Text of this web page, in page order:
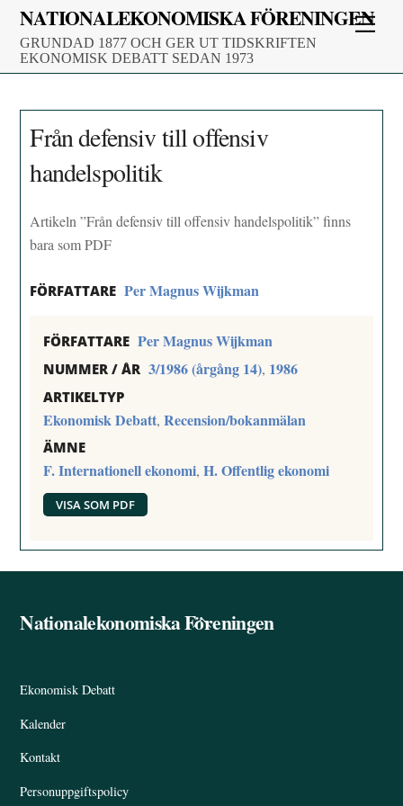
Skip
content
NATIONALEKONOMISKA FÖRENINGEN
GRUNDAD 1877 OCH GER UT TIDSKRIFTEN
EKONOMISK DEBATT SEDAN 1973
Från defensiv till offensiv
handelspolitik
Artikeln ”Från defensiv till offensiv handelspolitik” finns
bara som PDF
FÖRFATTARE Per Magnus Wijkman
FÖRFATTARE Per Magnus Wijkman
NUMMER / ÅR 3/1986 (årgång 14), 1986
ARTIKELTYP
Ekonomisk Debatt,Recension/bokanmälan
ÄMNE
F. Internationell ekonomi,H. Offentlig ekonomi
VISA SOM PDF
Back
Nationalekonomiska Föreningen
Ekonomisk Debatt
Kalender
Kontakt
Personuppgiftspolicy